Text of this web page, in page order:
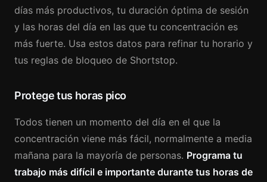
días más productivos, tu duración óptima de sesión
y las horas del día en las que tu concentración es
más fuerte. Usa estos datos para refinar tu horario y
tus reglas de bloqueo de Shortstop.
Protege tus horas pico
Todos tienen un momento del día en el que la
concentración viene más fácil, normalmente a media
mañana para la mayoría de personas. Programa tu
trabajo más difícil e importante durante tus horas de